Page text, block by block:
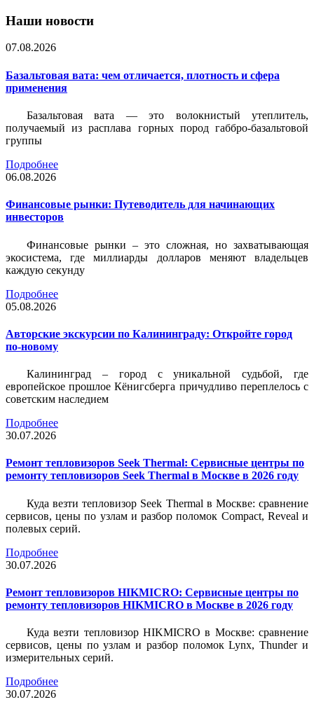
Наши новости
07.08.2026
Базальтовая вата: чем отличается, плотность и сфера
применения
Базальтовая вата — это волокнистый утеплитель,
получаемый из расплава горных пород габбро-базальтовой
группы
Подробнее
06.08.2026
Финансовые рынки: Путеводитель для начинающих
инвесторов
Финансовые рынки – это сложная, но захватывающая
экосистема, где миллиарды долларов меняют владельцев
каждую секунду
Подробнее
05.08.2026
Авторские экскурсии по Калининграду: Откройте город
по-новому
Калининград – город с уникальной судьбой, где
европейское прошлое Кёнигсберга причудливо переплелось с
советским наследием
Подробнее
30.07.2026
Ремонт тепловизоров Seek Thermal: Сервисные центры по
ремонту тепловизоров Seek Thermal в Москве в 2026 году
Куда везти тепловизор Seek Thermal в Москве: сравнение
сервисов, цены по узлам и разбор поломок Compact, Reveal и
полевых серий.
Подробнее
30.07.2026
Ремонт тепловизоров HIKMICRO: Сервисные центры по
ремонту тепловизоров HIKMICRO в Москве в 2026 году
Куда везти тепловизор HIKMICRO в Москве: сравнение
сервисов, цены по узлам и разбор поломок Lynx, Thunder и
измерительных серий.
Подробнее
30.07.2026